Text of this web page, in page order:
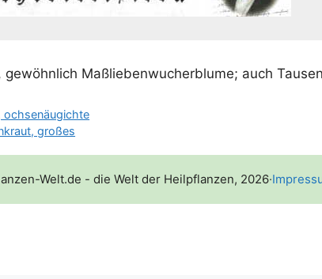
gewöhn­lich Maß­li­e­ben­wu­cher­blu­me; auch
ochsenäugichte
großes
Welt.de - die Welt der Heilpflanzen, 2026·